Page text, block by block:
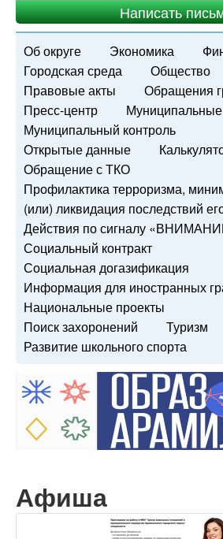
Написать
Об округе Экономика
Городская среда
Общество
Правовые акты
Обращения
Пресс-центр
Муниципальные
Муниципальный контроль
Открытые данные
Обращение с ТКО
Профилактика терроризма,
(или) ликвидация последствий
Действия по сигналу
Социальный контракт
Социальная догазификация
Информация для иностранных
Национальные проекты
Поиск захоронений
Туризм
Развитие школьного спорта
Афиша